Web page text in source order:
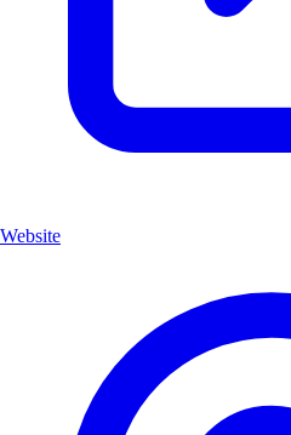
Website